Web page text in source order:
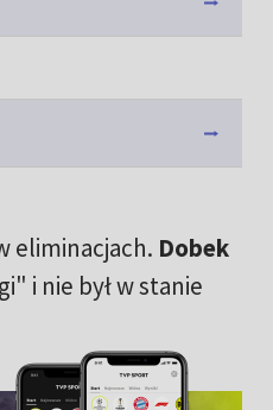
eliminacjach. Dobek
i nie był w stanie